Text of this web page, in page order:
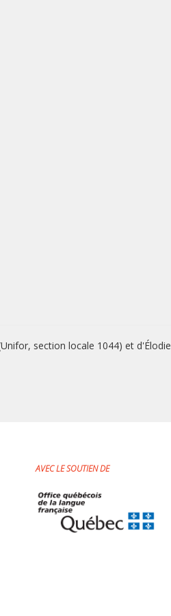
section locale 1044) et d'Élodie
AVEC LE SOUTIEN DE